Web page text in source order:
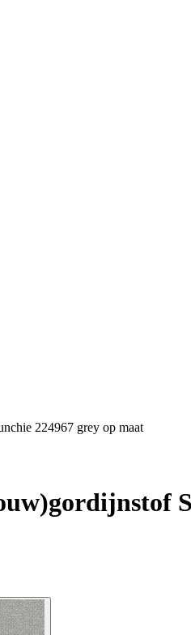
224967 grey op maat